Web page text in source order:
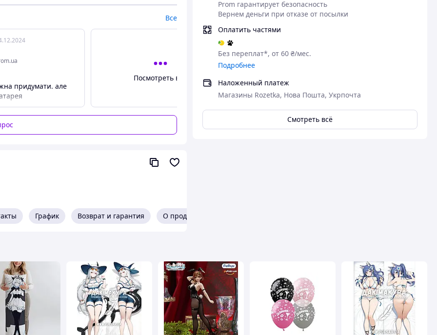
Prom гарантирует безопасность
Вернем деньги при отказе от посылки
Оплатить частями
Без переплат*, от 60 ₴/мес.
Подробнее
Наложенный платеж
Магазины Rozetka, Нова Пошта, Укрпочта
Смотреть всё
Все
придумати. але
Посмотреть все
График Возврат и гарантия О продавце